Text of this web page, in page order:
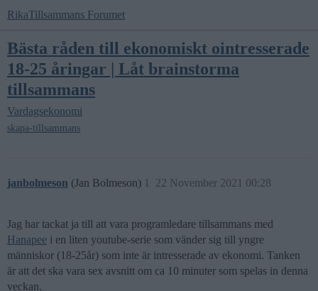
RikaTillsammans Forumet
Bästa råden till ekonomiskt ointresserade
18-25 åringar | Låt brainstorma
tillsammans
Vardagsekonomi
skapa-tillsammans
janbolmeson (Jan Bolmeson) 22 November 2021 00:28
1
Jag har tackat ja till att vara programledare tillsammans med
Hanapee i en liten youtube-serie som vänder sig till yngre
människor (18-25år) som inte är intresserade av ekonomi. Tanken
är att det ska vara sex avsnitt om ca 10 minuter som spelas in denna
veckan.